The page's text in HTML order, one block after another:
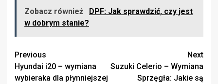
Zobacz również
DPF: Jak sprawdzić, czy jest
w dobrym stanie?
Continue
Reading
Previous
Hyundai i20 – wymiana
wybieraka dla płynniejszej
Next
Suzuki Celerio – Wymiana
Sprzęgła: Jakie są